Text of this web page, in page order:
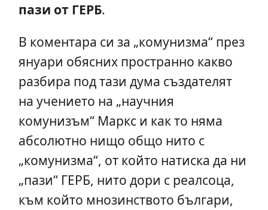
пази от ГЕРБ.
В коментара си за „комунизма“ през
януари обясних пространно какво
разбира под тази дума създателят
на учението на „научния
комунизъм“ Маркс и как то няма
абсолютно нищо общо нито с
„комунизма“, от който натиска да ни
„пази“ ГЕРБ, нито дори с реалсоца,
към който мнозинството българи,